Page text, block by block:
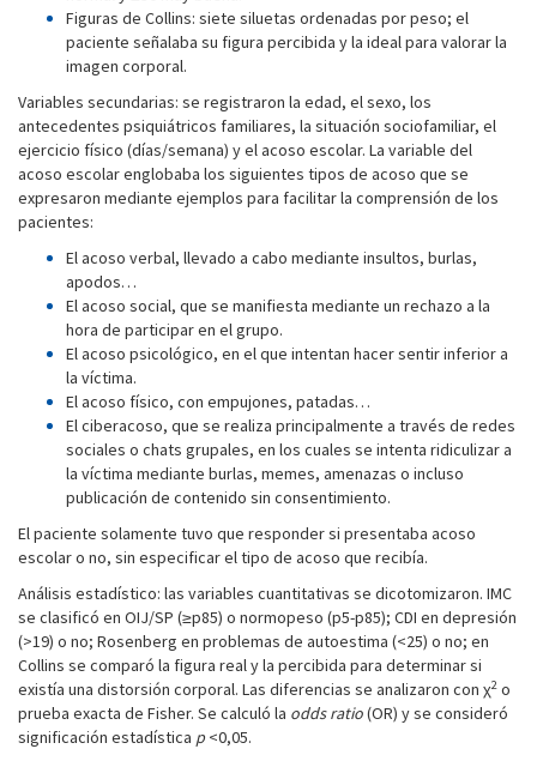
Figuras de Collins: siete siluetas ordenadas por peso; el
paciente señalaba su figura percibida y la ideal para valorar la
imagen corporal.
Variables secundarias: se registraron la edad, el sexo, los
antecedentes psiquiátricos familiares, la situación sociofamiliar, el
ejercicio físico (días/semana) y el acoso escolar. La variable del
acoso escolar englobaba los siguientes tipos de acoso que se
expresaron mediante ejemplos para facilitar la comprensión de los
pacientes:
El acoso verbal, llevado a cabo mediante insultos, burlas,
apodos…
El acoso social, que se manifiesta mediante un rechazo a la
hora de participar en el grupo.
El acoso psicológico, en el que intentan hacer sentir inferior a
la víctima.
El acoso físico, con empujones, patadas…
El ciberacoso, que se realiza principalmente a través de redes
sociales o chats grupales, en los cuales se intenta ridiculizar a
la víctima mediante burlas, memes, amenazas o incluso
publicación de contenido sin consentimiento.
El paciente solamente tuvo que responder si presentaba acoso
escolar o no, sin especificar el tipo de acoso que recibía.
Análisis estadístico: las variables cuantitativas se dicotomizaron. IMC
se clasificó en OIJ/SP (≥p85) o normopeso (p5-p85); CDI en depresión
(>19) o no; Rosenberg en problemas de autoestima (<25) o no; en
Collins se comparó la figura real y la percibida para determinar si
existía una distorsión corporal. Las diferencias se analizaron con χ2 o
prueba exacta de Fisher. Se calculó la odds ratio(OR) y se consideró
significación estadística p <0,05.